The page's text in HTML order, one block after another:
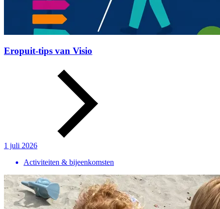
Eropuit-tips van Visio
1 juli 2026
Activiteiten & bijeenkomsten